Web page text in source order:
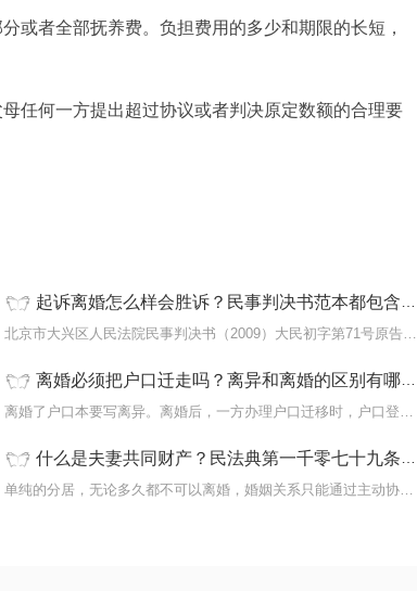
或者全部抚养费。负担费用的多少和期限的长短，
任何一方提出超过协议或者判决原定数额的合理要
起诉离婚怎么样会胜诉？民事判决书范本都包含什么内容？
北京市大兴区人民法院民事判决书（2009）大民初字第71号原告滑XX,男...
离婚必须把户口迁走吗？离异和离婚的区别有哪些？
离婚了户口本要写离异。离婚后，一方办理户口迁移时，户口登记机关...
什么是夫妻共同财产？民法典第一千零七十九条的内容是什么？
单纯的分居，无论多久都不可以离婚，婚姻关系只能通过主动协议离婚...